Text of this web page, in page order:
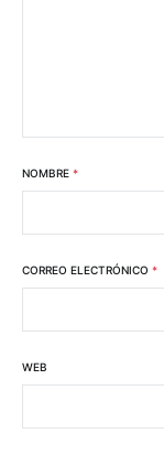
NOMBRE *
CORREO ELECTRÓNICO *
WEB